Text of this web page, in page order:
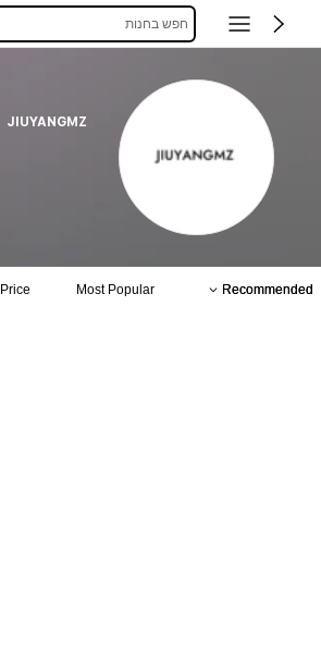
חפש בחנות
JIUYANGMZ
Recommended
Most Popular
Price